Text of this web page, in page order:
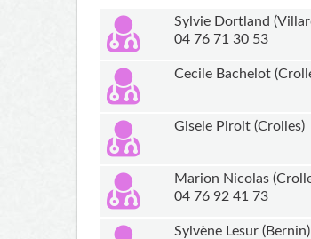
Sylvie Dortland
04 76 71 30 53
Cecile Bachelot
Gisele Piroit (Crolles)
Marion Nicolas
04 76 92 41 73
Sylvène Lesur (Bernin)